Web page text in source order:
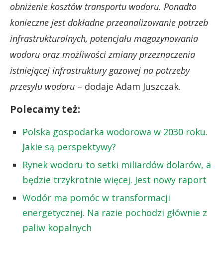
obniżenie kosztów transportu wodoru. Ponadto
konieczne jest dokładne przeanalizowanie potrzeb
infrastrukturalnych, potencjału magazynowania
wodoru oraz możliwości zmiany przeznaczenia
istniejącej infrastruktury gazowej na potrzeby
przesyłu wodoru – dodaje Adam Juszczak.
Polecamy też:
Polska gospodarka wodorowa w 2030 roku.
Jakie są perspektywy?
Rynek wodoru to setki miliardów dolarów, a
będzie trzykrotnie więcej. Jest nowy raport
Wodór ma pomóc w transformacji
energetycznej. Na razie pochodzi głównie z
paliw kopalnych